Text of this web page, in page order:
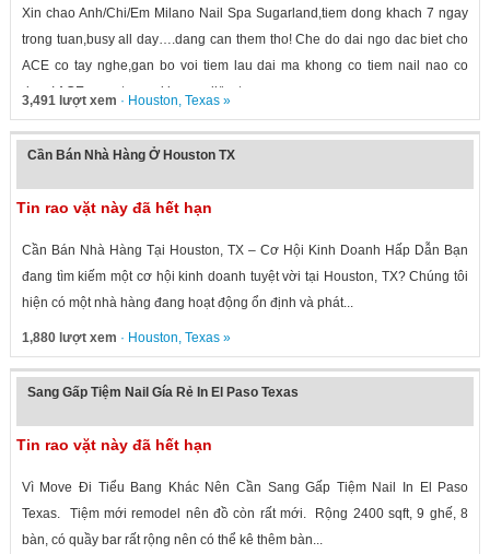
Xin chao Anh/Chi/Em Milano Nail Spa Sugarland,tiem dong khach 7 ngay
trong tuan,busy all day….dang can them tho! Che do dai ngo dac biet cho
ACE co tay nghe,gan bo voi tiem lau dai ma khong co tiem nail nao co
duoc! ACE quan tam vui long call/text...
3,491 lượt xem · Houston, Texas»
Cần Bán Nhà Hàng Ở Houston TX
Tin rao vặt này đã hết hạn
Cần Bán Nhà Hàng Tại Houston, TX – Cơ Hội Kinh Doanh Hấp Dẫn Bạn
đang tìm kiếm một cơ hội kinh doanh tuyệt vời tại Houston, TX? Chúng tôi
hiện có một nhà hàng đang hoạt động ổn định và phát...
1,880 lượt xem · Houston, Texas»
Sang Gấp Tiệm Nail Gía Rẻ In El Paso Texas
Tin rao vặt này đã hết hạn
Vì Move Đi Tiểu Bang Khác Nên Cần Sang Gấp Tiệm Nail In El Paso
Texas. Tiệm mới remodel nên đồ còn rất mới. Rộng 2400 sqft, 9 ghế, 8
bàn, có quầy bar rất rộng nên có thể kê thêm bàn...